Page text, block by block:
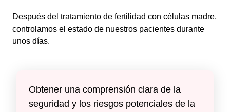
Después del tratamiento de fertilidad con células madre,
controlamos el estado de nuestros pacientes durante
unos días.
Obtener una comprensión clara de la
seguridad y los riesgos potenciales de la